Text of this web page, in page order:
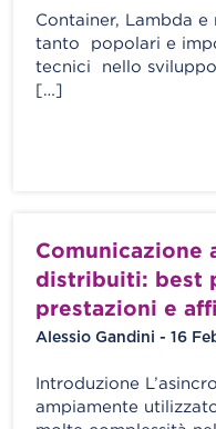
Container, Lambda
tanto popolari e
tecnici nello
[…]
Comunicazione
distribuiti: best
prestazioni e
Alessio Gandini - 16
Introduzione
ampiamente